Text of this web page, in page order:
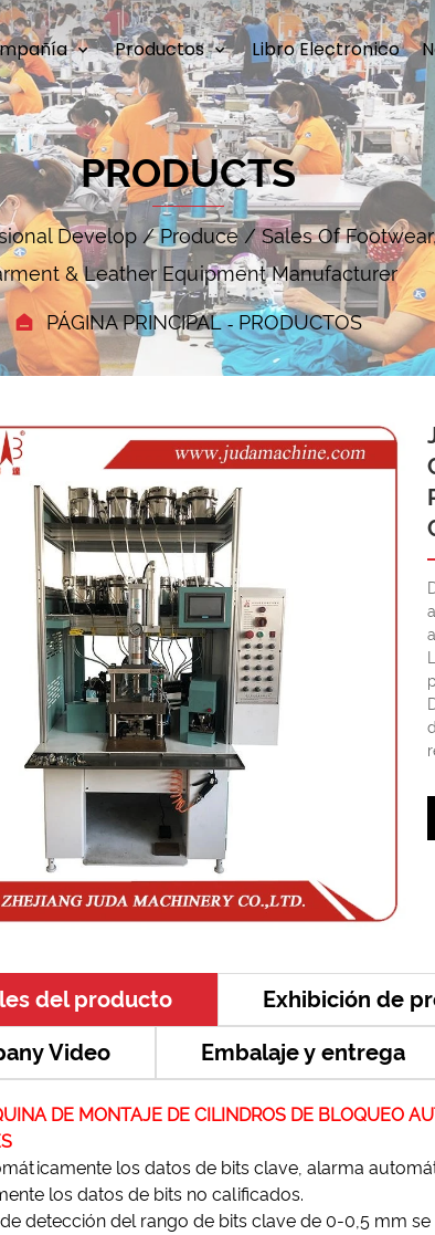
Productos Libro Electronico
PRODUCTS
Develop / Produce / Sales Of
& Leather Equipment Manufacturer
PÁGINA PRINCIPAL PRODUCTOS
del producto
Exhibición de
Video
Embalaje y entrega
DE MONTAJE DE CILINDROS DE BLOQUEO
los datos de bits clave, alarma
los datos de bits no calificados.
detección del rango de bits clave de 0-0,5 mm